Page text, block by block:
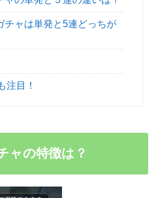
チャは単発と5連どっちが
注目！
ャの特徴は？